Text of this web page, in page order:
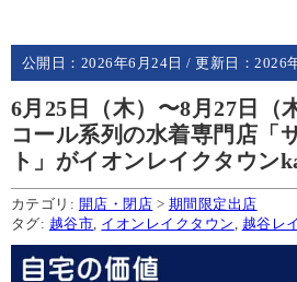
公開日： 2026年6月24日 / 更新日：2026
6月25日（木）〜8月27日（
コール系列の水着専門店「
ト」がイオンレイクタウン
カテゴリ: 開店・閉店 > 期間限定出店
タグ: 越谷市, イオンレイクタウン, 越谷レ